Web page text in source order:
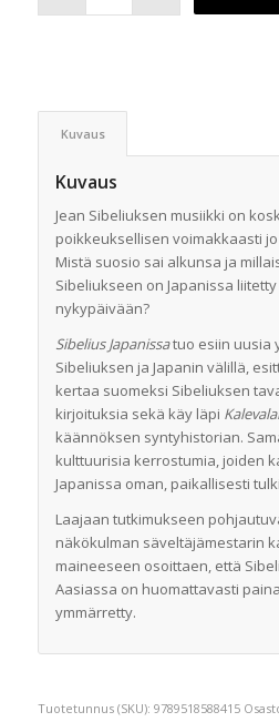
on:
Kuvaus
Kuvaus
Jean Sibeliuksen musiikki on
poikkeuksellisen voimakkaasti
Mistä suosio sai alkunsa ja
Sibeliukseen on Japanissa
nykypäivään?
Sibelius Japanissatuo esiin uusia
Sibeliuksen ja Japanin välillä,
kertaa suomeksi Sibeliuksen
kirjoituksia sekä käy läpi
käännöksen syntyhistorian.
kulttuurisia kerrostumia, joiden
Japanissa oman, paikallisesti
Laajaan tutkimukseen
näkökulman säveltäjämestarin
maineeseen osoittaen, että
Aasiassa on huomattavasti
ymmärretty.
Tuotetunnus (SKU): 9789518588415